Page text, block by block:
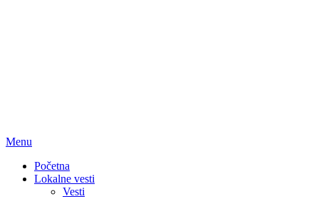
Menu
Početna
Lokalne vesti
Vesti